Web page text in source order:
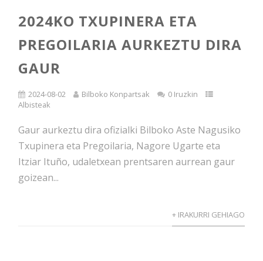
2024KO TXUPINERA ETA
PREGOILARIA AURKEZTU DIRA
GAUR
2024-08-02 Bilboko Konpartsak
0 Iruzkin
Albisteak
Gaur aurkeztu dira ofizialki Bilboko Aste Nagusiko
Txupinera eta Pregoilaria, Nagore Ugarte eta
Itziar Ituño, udaletxean prentsaren aurrean gaur
goizean...
+ IRAKURRI GEHIAGO